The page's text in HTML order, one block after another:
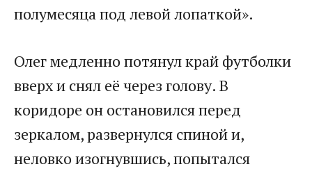
полумесяца под левой лопаткой».
Олег медленно потянул край футболки
вверх и снял её через голову. В
коридоре он остановился перед
зеркалом, развернулся спиной и,
неловко изогнувшись, попытался